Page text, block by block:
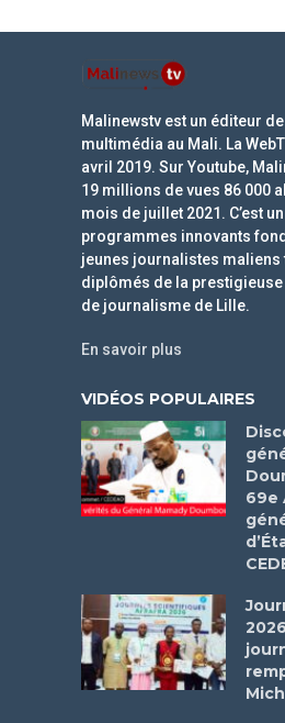
Malinewstv est un éditeur
multimédia au Mali. La
avril 2019. Sur Youtube,
19 millions de vues 86 000
mois de juillet 2021. C’est
programmes innovants
jeunes journalistes maliens
diplômés de la
de journalisme de Lille.
En savoir plus
VIDÉOS POPULAIRES
69e